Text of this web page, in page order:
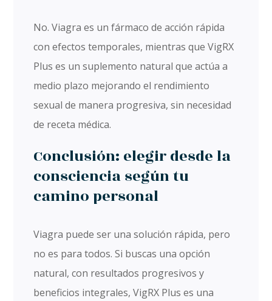
No. Viagra es un fármaco de acción rápida
con efectos temporales, mientras que VigRX
Plus es un suplemento natural que actúa a
medio plazo mejorando el rendimiento
sexual de manera progresiva, sin necesidad
de receta médica.
Conclusión: elegir desde la
consciencia según tu
camino personal
Viagra puede ser una solución rápida, pero
no es para todos. Si buscas una opción
natural, con resultados progresivos y
beneficios integrales, VigRX Plus es una